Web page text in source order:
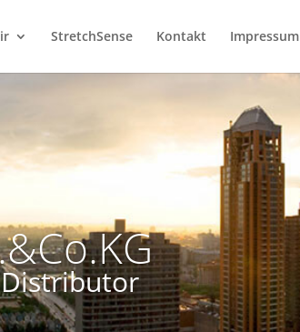
StretchSense Kontakt Impressum